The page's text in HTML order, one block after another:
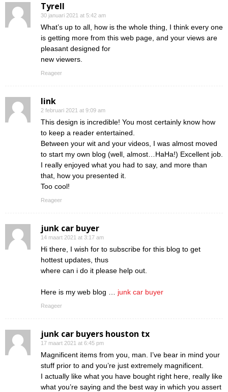
Tyrell
30 januari 2021 at 5:42 am
What’s up to all, how is the whole thing, I think every one
is getting more from this web page, and your views are
pleasant designed for
new viewers.
Reageer
link
2 februari 2021 at 9:09 am
This design is incredible! You most certainly know how
to keep a reader entertained.
Between your wit and your videos, I was almost moved
to start my own blog (well, almost…HaHa!) Excellent job.
I really enjoyed what you had to say, and more than
that, how you presented it.
Too cool!
Reageer
junk car buyer
14 maart 2021 at 3:17 am
Hi there, I wish for to subscribe for this blog to get
hottest updates, thus
where can i do it please help out.
Here is my web blog … junk car buyer
Reageer
junk car buyers houston tx
17 maart 2021 at 6:45 pm
Magnificent items from you, man. I’ve bear in mind your
stuff prior to and you’re just extremely magnificent.
I actually like what you have bought right here, really like
what you’re saying and the best way in which you assert